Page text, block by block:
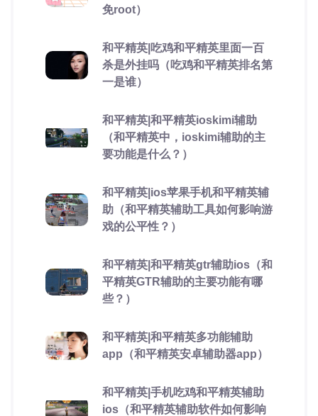
免root）
和平精英|吃鸡和平精英里面一百
杀是外挂吗（吃鸡和平精英排名第
一是谁）
和平精英|和平精英ioskimi辅助
（和平精英中，ioskimi辅助的主
要功能是什么？）
和平精英|ios苹果手机和平精英辅
助（和平精英辅助工具如何影响游
戏的公平性？）
和平精英|和平精英gtr辅助ios（和
平精英GTR辅助的主要功能有哪
些？）
和平精英|和平精英多功能辅助
app（和平精英安卓辅助器app）
和平精英|手机吃鸡和平精英辅助
ios（和平精英辅助软件如何影响